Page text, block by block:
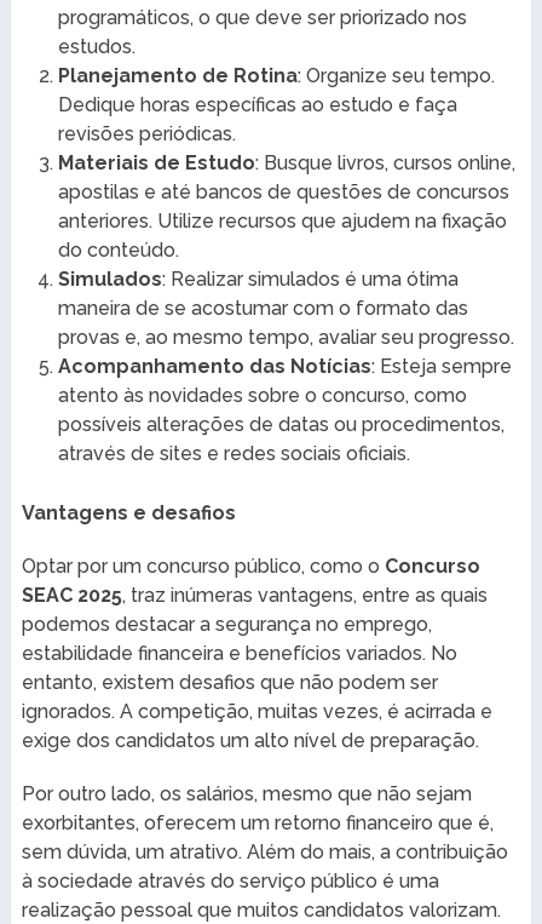
programáticos, o que deve ser priorizado nos
estudos.
Planejamento de Rotina: Organize seu tempo.
Dedique horas específicas ao estudo e faça
revisões periódicas.
Materiais de Estudo: Busque livros, cursos online,
apostilas e até bancos de questões de concursos
anteriores. Utilize recursos que ajudem na fixação
do conteúdo.
Simulados: Realizar simulados é uma ótima
maneira de se acostumar com o formato das
provas e, ao mesmo tempo, avaliar seu progresso.
Acompanhamento das Notícias: Esteja sempre
atento às novidades sobre o concurso, como
possíveis alterações de datas ou procedimentos,
através de sites e redes sociais oficiais.
Vantagens e desafios
Optar por um concurso público, como o Concurso
SEAC 2025, traz inúmeras vantagens, entre as quais
podemos destacar a segurança no emprego,
estabilidade financeira e benefícios variados. No
entanto, existem desafios que não podem ser
ignorados. A competição, muitas vezes, é acirrada e
exige dos candidatos um alto nível de preparação.
Por outro lado, os salários, mesmo que não sejam
exorbitantes, oferecem um retorno financeiro que é,
sem dúvida, um atrativo. Além do mais, a contribuição
à sociedade através do serviço público é uma
realização pessoal que muitos candidatos valorizam.